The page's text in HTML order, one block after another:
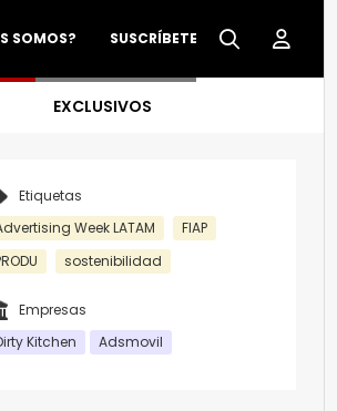
SUSCRÍBETE
SOMOS?
EXCLUSIVOS
Etiquetas
Week LATAM
FIAP
sostenibilidad
Empresas
Kitchen
Adsmovil